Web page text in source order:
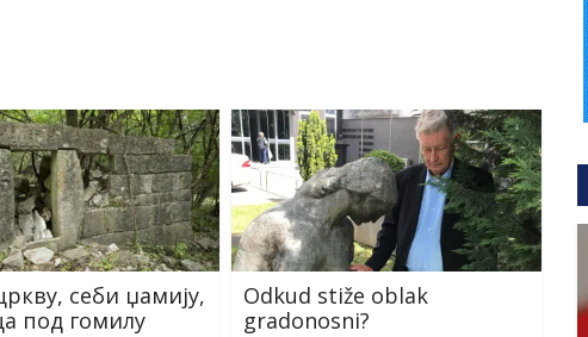
себи џамију,
под гомилу
Odkud stiže oblak
gradonosni?